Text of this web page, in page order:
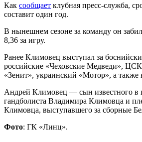
Как сообщает клубная пресс-служба,
составит один год.
В нынешнем сезоне за команду он
8,36 за игру.
Ранее Климовец выступал за
российские «Чеховские Медведи»,
«Зенит», украинский «Мотор», а также
Андрей Климовец — сын известного в
гандболиста Владимира Климовца и
Климовца, выступавшего за сборные
Фото: ГК «Линц».